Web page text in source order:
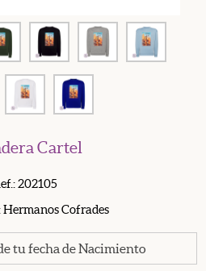
Cartel
202105
Cofrades
tu fecha de Nacimiento